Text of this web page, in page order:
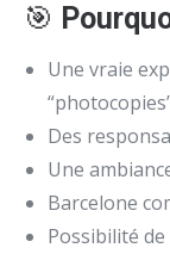
🎯
Une vraie
Des
Une
Barcelone
Possibilité